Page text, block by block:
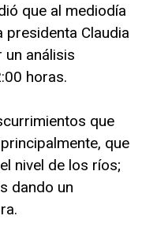
que al mediodía
presidenta Claudia
un análisis
horas.
que
que
nivel de los ríos;
dando un